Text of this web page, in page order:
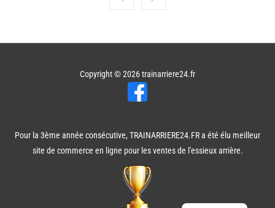
Copyright © 2026trainarriere24.fr
Pour la 3ème année consécutive, TRAINARRIERE24.FR a été élu meilleur
site de commerce en ligne pour les ventes de l'essieux arrière.